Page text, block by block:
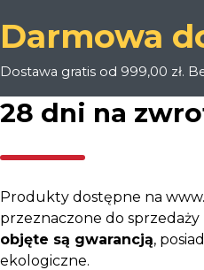
Darmowa
Dostawa gratis od 999,00 zł.
28 dni na
Produkty dostępne na
przeznaczone do sprzedaży
objęte są gwarancją,
ekologiczne.